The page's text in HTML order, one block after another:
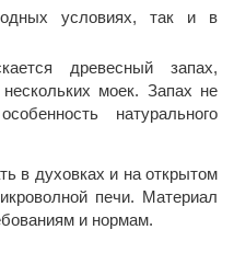
условиях, так и в
древесный запах,
моек. Запах не
натурального
в духовках и на открытом
печи. Материал
и нормам.